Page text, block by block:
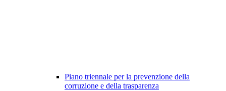
Piano triennale per la prevenzione della
corruzione e della trasparenza